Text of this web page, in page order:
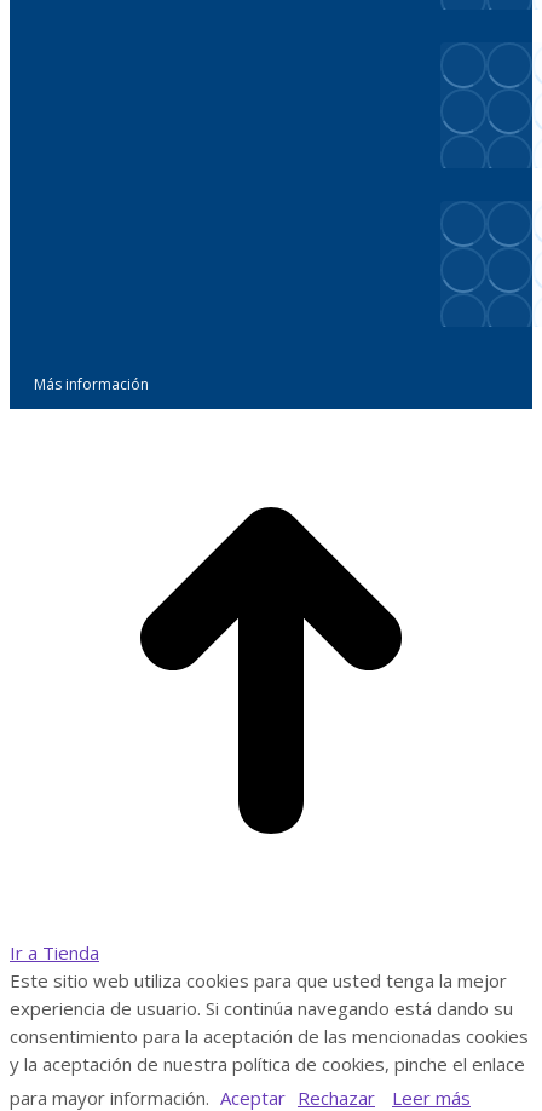
Más información
Ir a Tienda
Este sitio web utiliza cookies para que usted tenga la mejor
experiencia de usuario. Si continúa navegando está dando su
consentimiento para la aceptación de las mencionadas cookies
y la aceptación de nuestra política de cookies, pinche el enlace
para mayor información. Aceptar Rechazar Leer más